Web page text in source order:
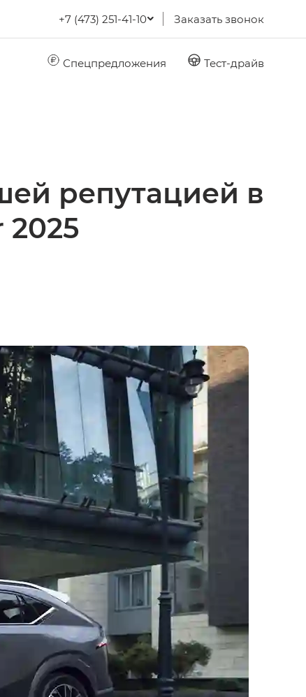
+7 (473) 251-41-10 Заказать звонок
Спецпредложения Тест-драйв
репутацией в
2025